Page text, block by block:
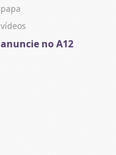
papa
vídeos
anuncie no A12